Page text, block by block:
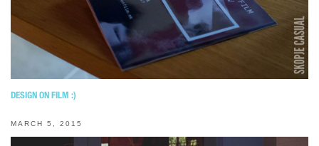
DESIGN ON FILM :)
MARCH 5, 2015